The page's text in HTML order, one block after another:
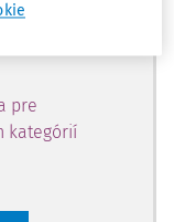
pre
kategórií